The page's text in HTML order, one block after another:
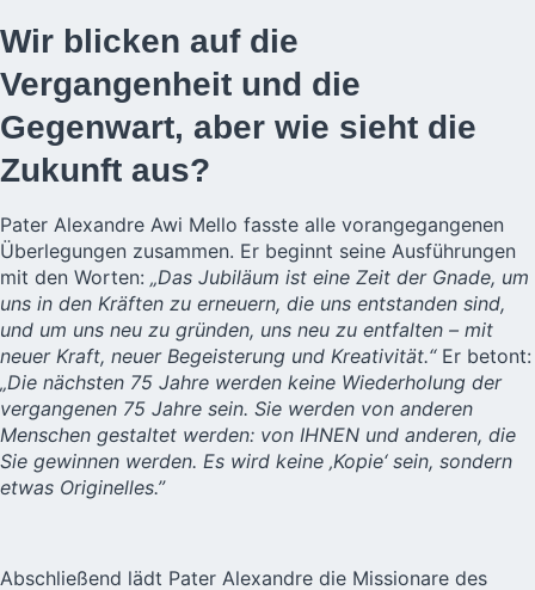
Wir blicken auf die
Vergangenheit und die
Gegenwart, aber wie sieht die
Zukunft aus?
Pater Alexandre Awi Mello fasste alle vorangegangenen
Überlegungen zusammen. Er beginnt seine Ausführungen
mit den Worten: „Das Jubiläum ist eine Zeit der Gnade, um
uns in den Kräften zu erneuern, die uns entstanden sind,
und um uns neu zu gründen, uns neu zu entfalten – mit
neuer Kraft, neuer Begeisterung und Kreativität.“Er betont:
„Die nächsten 75 Jahre werden keine Wiederholung der
vergangenen 75 Jahre sein. Sie werden von anderen
Menschen gestaltet werden: von IHNEN und anderen, die
Sie gewinnen werden. Es wird keine ‚Kopie‘ sein, sondern
etwas Originelles.”
Abschließend lädt Pater Alexandre die Missionare des